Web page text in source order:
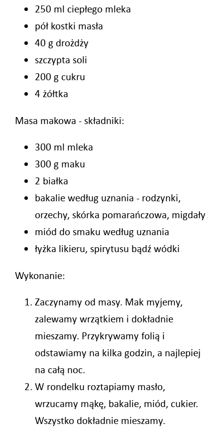
250 ml ciepłego mleka
pół kostki masła
40 g drożdży
szczypta soli
200 g cukru
4 żółtka
Masa makowa - składniki:
300 ml mleka
300 g maku
2 białka
bakalie według uznania - rodzynki,
orzechy, skórka pomarańczowa, migdały
miód do smaku według uznania
łyżka likieru, spirytusu bądź wódki
Wykonanie:
Zaczynamy od masy. Mak myjemy,
zalewamy wrzątkiem i dokładnie
mieszamy. Przykrywamy folią i
odstawiamy na kilka godzin, a najlepiej
na całą noc.
W rondelku roztapiamy masło,
wrzucamy mąkę, bakalie, miód, cukier.
Wszystko dokładnie mieszamy.